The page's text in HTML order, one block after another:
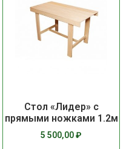
Стол «Лидер» с
прямыми ножками 1.2м
5 500,00₽